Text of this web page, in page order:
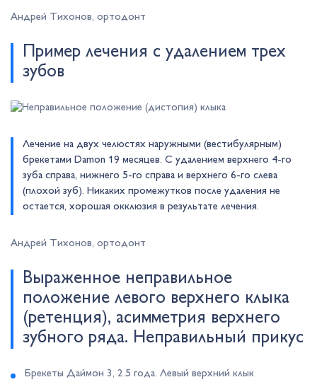
Андрей Тихонов, ортодонт
Пример лечения с удалением трех
зубов
Лечение на двух челюстях наружными (вестибулярным)
брекетами Damon 19 месяцев. С удалением верхнего 4-го
зуба справа, нижнего 5-го справа и верхнего 6-го слева
(плохой зуб). Никаких промежутков после удаления не
остается, хорошая окклюзия в результате лечения.
Андрей Тихонов, ортодонт
Выраженное неправильное
положение левого верхнего клыка
(ретенция), асимметрия верхнего
зубного ряда. Неправильный прикус
Брекеты Даймон 3, 2.5 года. Левый верхний клык